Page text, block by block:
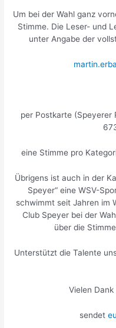
Um bei der Wahl ganz
Stimme. Die Leser- und
unter Angabe der
per Postkarte (Speyerer
eine Stimme pro
Übrigens ist auch in der
Speyer“ eine WSV-
schwimmt seit Jahren im
Club Speyer bei der
über die
Unterstützt die Talente
Vielen
sendet